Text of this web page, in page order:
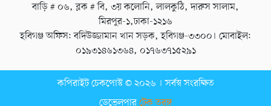
বাড়ি # ০৬, ব্লক # বি, ৩য় কলোনি, লালকুঠি, দারুস সালাম,
মিরপুর-১,ঢাকা-১২১৬
হবিগঞ্জ অফিস: বদিউজ্জামান খান সড়ক, হবিগঞ্জ-৩৩০০। মোবাইল:
০১৯৩১৪৬১৩৬৪, ০১৭৬৩৭১৫২৯১
কপিরাইট চেকপোস্ট © ২০২৬ । সর্বস্ব সংরক্ষিত
ডেভেলপারটেক তরঙ্গ